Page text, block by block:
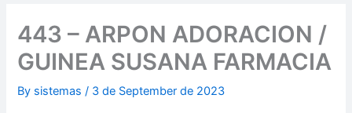
443 – ARPON ADORACION /
GUINEA SUSANA FARMACIA
By sistemas/ 3 de September de 2023